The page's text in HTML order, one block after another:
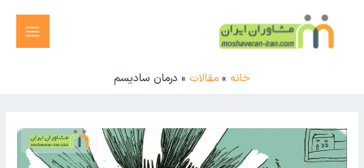
خانه مقالات درمان سادیسم